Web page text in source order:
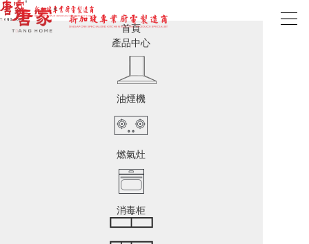
首頁
產品中心
油煙機
燃氣灶
消毒柜